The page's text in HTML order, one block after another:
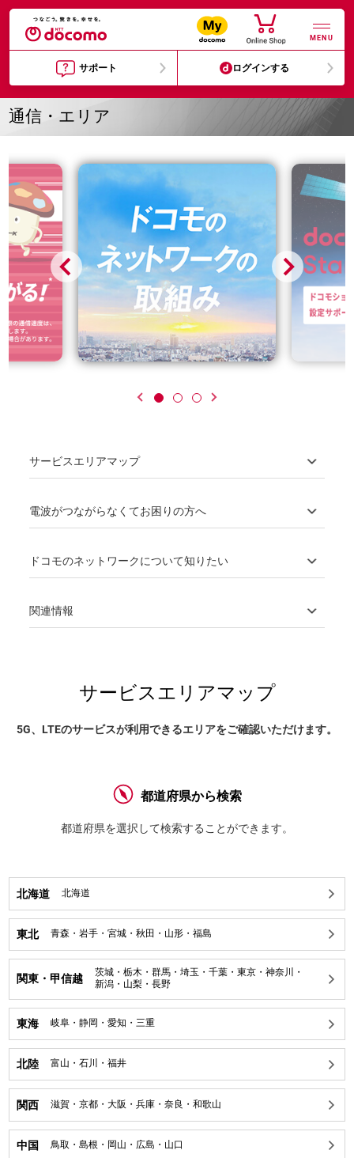
MENU
サポート ログインする
通信・エリア
サービスエリアマップ
電波がつながらなくてお困りの方へ
ドコモのネットワークについて知りたい
関連情報
サービスエリアマップ
5G、LTEのサービスが利用できるエリアをご確認いただけます。
都道府県から検索
都道府県を選択して検索することができます。
北海道 北海道
東北 青森 ・ 岩手 ・ 宮城 ・ 秋田 ・ 山形 ・ 福島
関東・甲信越 茨城 ・ 栃木 ・ 群馬 ・ 埼玉 ・ 千葉 ・ 東京 ・ 神奈川
・
新潟 ・ 山梨 ・ 長野
東海 岐阜 ・ 静岡 ・ 愛知 ・ 三重
北陸 富山 ・ 石川 ・ 福井
関西 滋賀 ・ 京都 ・ 大阪 ・ 兵庫 ・ 奈良 ・ 和歌山
中国 鳥取 ・ 島根 ・ 岡山 ・ 広島 ・ 山口